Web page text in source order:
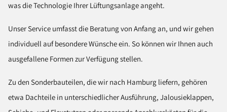
was die Technologie Ihrer Lüftungsanlage angeht.
Unser Service umfasst die Beratung von Anfang an, und wir gehen
individuell auf besondere Wünsche ein. So können wir Ihnen auch
ausgefallene Formen zur Verfügung stellen.
Zu den Sonderbauteilen, die wir nach Hamburg liefern, gehören
etwa Dachteile in unterschiedlicher Ausführung, Jalousieklappen,